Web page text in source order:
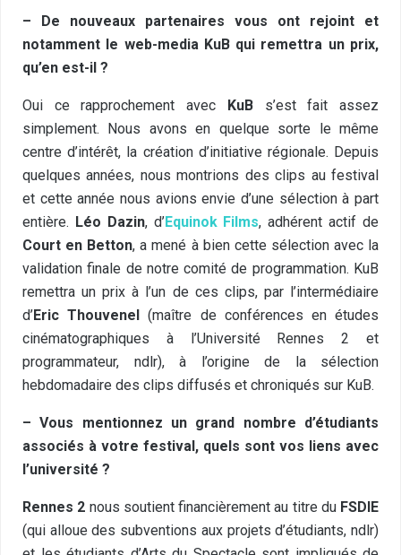
– De nouveaux partenaires vous ont rejoint et
notamment le web-media KuB qui remettra un prix,
qu’en est-il ?
Oui ce rapprochement avec KuBs’est fait assez
simplement. Nous avons en quelque sorte le même
centre d’intérêt, la création d’initiative régionale. Depuis
quelques années, nous montrions des clips au festival
et cette année nous avions envie d’une sélection à part
entière. Léo Dazin, d’Equinok Films, adhérent actif de
Court en Betton, a mené à bien cette sélection avec la
validation finale de notre comité de programmation. KuB
remettra un prix à l’un de ces clips, par l’intermédiaire
d’Eric Thouvenel (maître de conférences en études
cinématographiques à l’Université Rennes 2 et
programmateur, ndlr), à l’origine de la sélection
hebdomadaire des clips diffusés et chroniqués sur KuB.
– Vous mentionnez un grand nombre d’étudiants
associés à votre festival, quels sont vos liens avec
l’université ?
Rennes 2 nous soutient financièrement au titre du FSDIE
(qui alloue des subventions aux projets d’étudiants, ndlr)